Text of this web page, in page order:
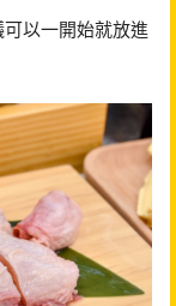
以一開始就放進